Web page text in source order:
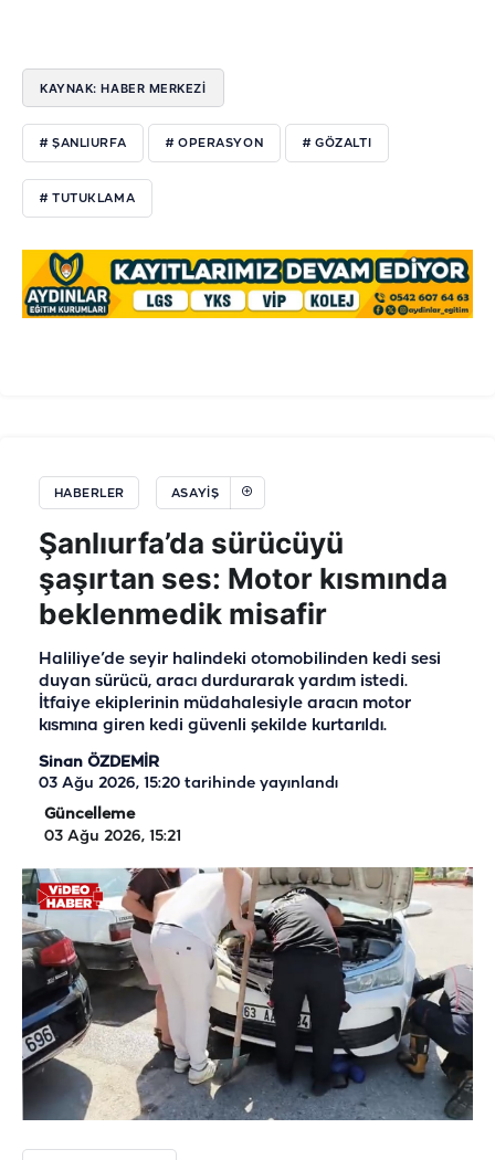
KAYNAK: HABER MERKEZİ
# ŞANLIURFA # OPERASYON # GÖZALTI
# TUTUKLAMA
HABERLER ASAYIŞ
Şanlıurfa’da sürücüyü
şaşırtan ses: Motor kısmında
beklenmedik misafir
Haliliye’de seyir halindeki otomobilinden kedi sesi
duyan sürücü, aracı durdurarak yardım istedi.
İtfaiye ekiplerinin müdahalesiyle aracın motor
kısmına giren kedi güvenli şekilde kurtarıldı.
Sinan ÖZDEMİR
03 Ağu 2026, 15:20 tarihinde yayınlandı
Güncelleme
03 Ağu 2026, 15:21